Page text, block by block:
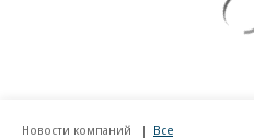
Новости компаний Все